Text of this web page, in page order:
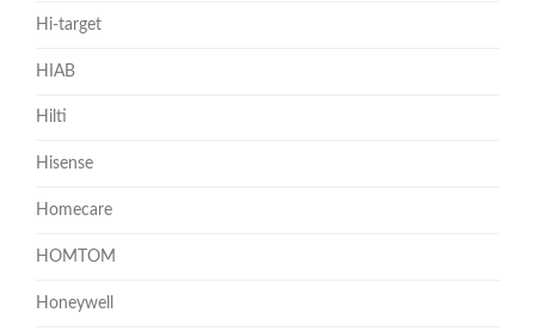
Hi-target
HIAB
Hilti
Hisense
Homecare
HOMTOM
Honeywell